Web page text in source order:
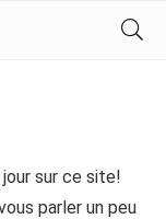
sur ce site!
parler un peu